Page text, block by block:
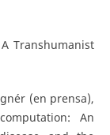
Transhumanist
(en prensa),
An